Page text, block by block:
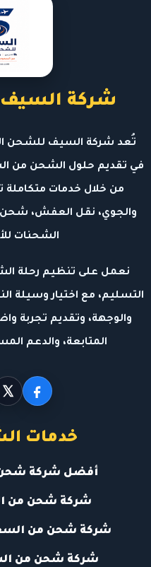
شركة السيف
تُعد شركة السيف للشحن
في تقديم حلول الشحن من
من خلال خدمات
والجوي، نقل العفش، شحن
الشحنات
نعمل على تنظيم رحلة
التسليم، مع اختيار وسيلة
والوجهة، وتقديم تجربة
المتابعة، والدعم
خدمات
أفضل شركة شحن
شركة شحن من
شركة شحن من
شركة شحن من